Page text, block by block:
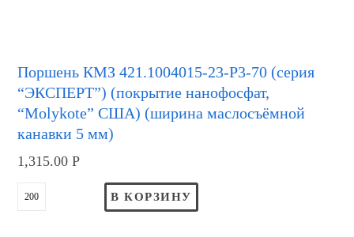
Поршень КМЗ 421.1004015-23-Р3-70 (серия
“ЭКСПЕРТ”) (покрытие нанофосфат,
“Molykote” США) (ширина маслосъёмной
канавки 5 мм)
1,315.00Р
В КОРЗИНУ